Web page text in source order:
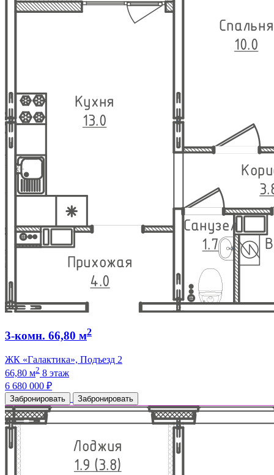
3-комн. 66,80 м2
ЖК «Галактика», Подъезд 2
66,80 м2 8 этаж
6 680 000 ₽
Забронировать Забронировать